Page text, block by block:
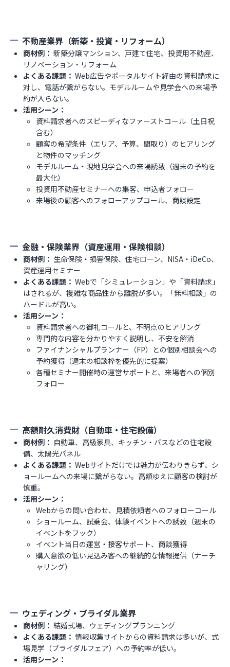
不動産業界（新築・投資・リフォーム）
商材例： 新築分譲マンション、戸建て住宅、投資用不動産、
リノベーション・リフォーム
よくある課題： Web広告やポータルサイト経由の資料請求に
対し、電話が繋がらない。モデルルームや見学会への来場予
約が入らない。
活用シーン：
資料請求者へのスピーディなファーストコール（土日祝
含む）
顧客の希望条件（エリア、予算、間取り）のヒアリング
と物件のマッチング
モデルルーム・現地見学会への来場誘致（週末の予約を
最大化）
投資用不動産セミナーへの集客、申込者フォロー
来場後の顧客へのフォローアップコール、商談設定
金融・保険業界（資産運用・保険相談）
商材例： 生命保険・損害保険、住宅ローン、NISA・iDeCo、
資産運用セミナー
よくある課題： Webで「シミュレーション」や「資料請求」
はされるが、複雑な商品性から離脱が多い。「無料相談」の
ハードルが高い。
活用シーン：
資料請求者への御礼コールと、不明点のヒアリング
専門的な内容を分かりやすく説明し、不安を解消
ファイナンシャルプランナー（FP）との個別相談会への
予約獲得（週末の相談枠を優先的に提案）
各種セミナー開催時の運営サポートと、来場者への個別
フォロー
高額耐久消費財（自動車・住宅設備）
商材例： 自動車、高級家具、キッチン・バスなどの住宅設
備、太陽光パネル
よくある課題： Webサイトだけでは魅力が伝わりきらず、シ
ョールームへの来場に繋がらない。高額ゆえに顧客の検討が
慎重。
活用シーン：
Webからの問い合わせ、見積依頼者へのフォローコール
ショールーム、試乗会、体験イベントへの誘致（週末の
イベントをフック）
イベント当日の運営・接客サポート、商談獲得
購入意欲の低い見込み客への継続的な情報提供（ナーチ
ャリング）
ウェディング・ブライダル業界
商材例： 結婚式場、ウェディングプランニング
よくある課題： 情報収集サイトからの資料請求は多いが、式
場見学（ブライダルフェア）への予約率が低い。
活用シーン：